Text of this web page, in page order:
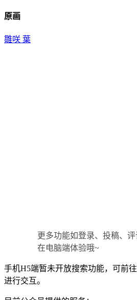
原画
雛咲 葉
更多功能如登录、投稿、
在电脑端体验哦~
手机H5端暂未开放搜索功能，可前往
进行交互。